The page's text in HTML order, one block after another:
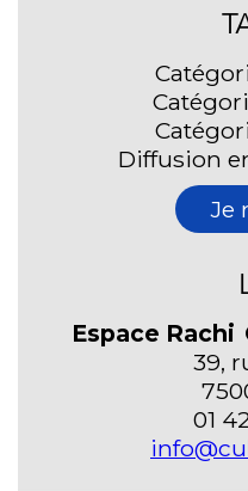
Diffusion
Je
Espace Rachi
39,
01